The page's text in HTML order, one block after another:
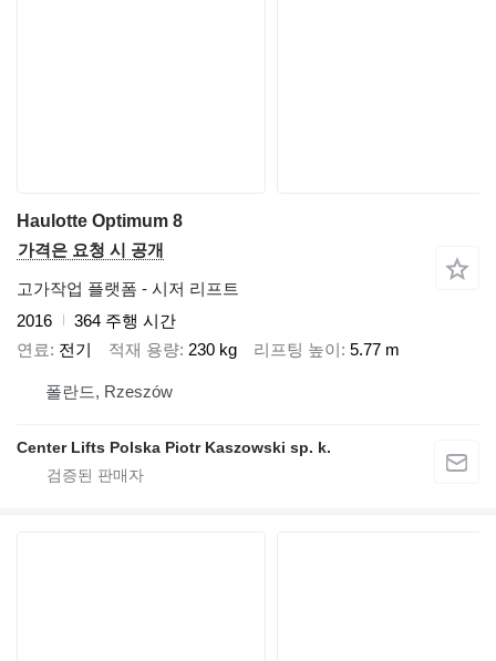
Haulotte Optimum 8
가격은 요청 시 공개
고가작업 플랫폼 - 시저 리프트
2016
364 주행 시간
연료
전기 적재 용량 230 kg 리프팅 높이 5.77 m
폴란드, Rzeszów
Center Lifts Polska Piotr Kaszowski sp. k.